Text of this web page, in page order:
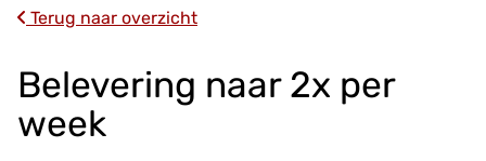
s
e
g
e
Terug naar overzicht
Belevering naar 2x per
week